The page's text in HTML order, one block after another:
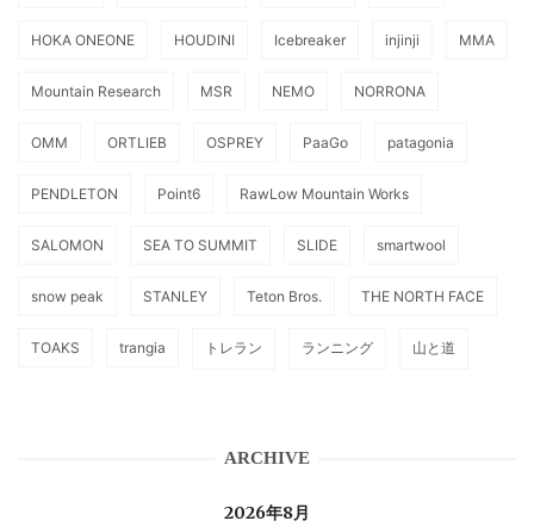
HOKA ONEONE HOUDINI Icebreaker injinji MMA
Mountain Research MSR NEMO NORRONA
OMM ORTLIEB OSPREY PaaGo patagonia
PENDLETON Point6 RawLow Mountain Works
SALOMON SEA TO SUMMIT SLIDE smartwool
snow peak STANLEY Teton Bros. THE NORTH FACE
TOAKS trangia トレラン ランニング 山と道
ARCHIVE
2026年8月